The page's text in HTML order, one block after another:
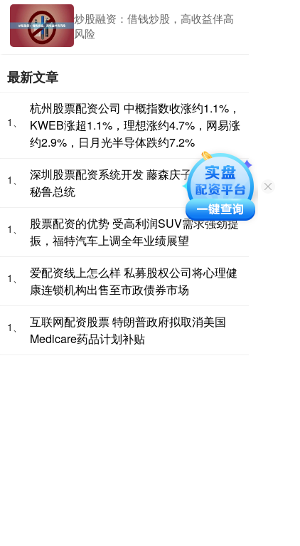
炒股融资：借钱炒股，高收益伴高
风险
最新文章
1、
杭州股票配资公司 中概指数收涨约1.1%，
KWEB涨超1.1%，理想涨约4.7%，网易涨
约2.9%，日月光半导体跌约7.2%
1、
深圳股票配资系统开发 藤森庆子宣誓就任
秘鲁总统
1、
股票配资的优势 受高利润SUV需求强劲提
振，福特汽车上调全年业绩展望
1、
爱配资线上怎么样 私募股权公司将心理健
康连锁机构出售至市政债券市场
1、
互联网配资股票 特朗普政府拟取消美国
Medicare药品计划补贴